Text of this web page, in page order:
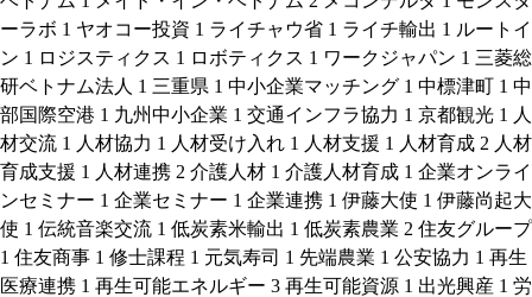
ーラボ 1 ヤオコー投資 1 ライチャウ省 1 ライチ輸出 1 ルートイ
ン 1 ロジスティクス 1 ロボティクス 1 ワークジャパン 1 三菱総
研ベトナム法人 1 三重県 1 中小企業マッチング 1 中標津町 1 中
部国際空港 1 九州中小企業 1 交通インフラ協力 1 京都観光 1 人
材交流 1 人材協力 1 人材受け入れ 1 人材支援 1 人材育成 2 人材
育成支援 1 人材連携 2 介護人材 1 介護人材育成 1 企業オンライ
ンセミナー 1 企業セミナー 1 企業連携 1 伊藤大使 1 伊藤尚起大
使 1 伝統音楽交流 1 低炭素米輸出 1 低炭素農業 2 住友グループ
1 住友商事 1 修士課程 1 元気寿司 1 先端農業 1 公安協力 1 再生
医療連携 1 再生可能エネルギー 3 再生可能資源 1 出光興産 1 労